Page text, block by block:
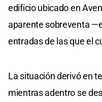
edificio ubicado en
aparente sobreventa
entradas de las que el
La situación derivó en
mientras adentro se